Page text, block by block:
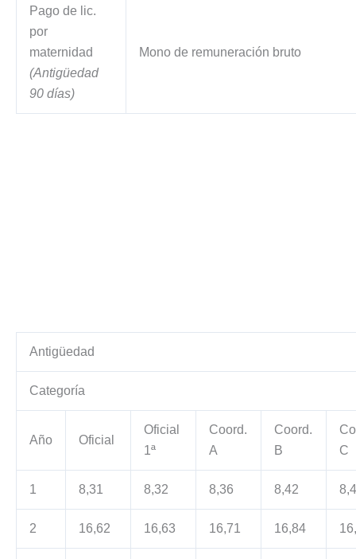
Pago de lic.
por
maternidad
(Antigüedad
90 días)
Mono de remuneración bruto
Antigüedad
Categoría
Año Oficial
Oficial
1ª
Coord.
A
Coord.
B
C
1 8,31 8,32 8,36 8,42
2 16,62 16,63 16,71 16,84